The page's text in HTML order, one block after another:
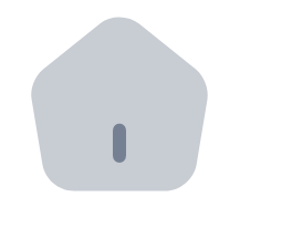
Distributeurs automatiques
Intégrez un ATM Bitnovo
API Bitnovo
Intégrez notre API dans votre